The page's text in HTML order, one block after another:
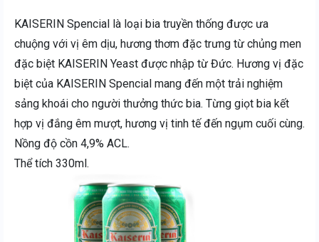
KAISERIN Spencial là loại bia truyền thống được ưa
chuộng với vị êm dịu, hương thơm đặc trưng từ chủng men
đặc biệt KAISERIN Yeast được nhập từ Đức. Hương vị đặc
biệt của KAISERIN Spencial mang đến một trải nghiệm
sảng khoái cho người thưởng thức bia. Từng giọt bia kết
hợp vị đắng êm mượt, hương vị tinh tế đến ngụm cuối cùng.
Nồng độ cồn 4,9% ACL.
Thể tích 330ml.